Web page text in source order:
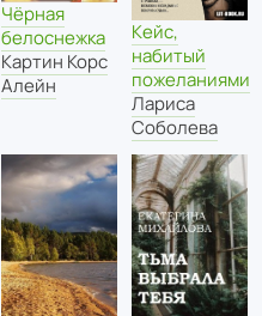
Чёрная
белоснежка
Картин Корс
Алейн
Кейс,
набитый
пожеланиями
Лариса
Соболева